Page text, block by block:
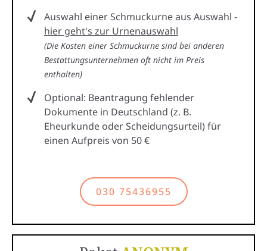
Auswahl einer Schmuckurne aus Auswahl -
hier geht's zur Urnenauswahl
(Die Kosten einer Schmuckurne sind bei anderen
Bestattungsunternehmen oft nicht im Preis
enthalten)
Optional: Beantragung fehlender
Dokumente in Deutschland (z. B.
Eheurkunde oder Scheidungsurteil) für
einen Aufpreis von 50 €
030 75436955